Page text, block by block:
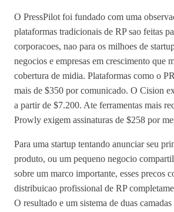
O PressPilot foi fundado com uma
plataformas tradicionais de RP sao feitas
corporacoes, nao para os milhoes de
negocios e empresas em crescimento que
cobertura de midia. Plataformas como o
mais de $350 por comunicado. O Cision
a partir de $7.200. Ate ferramentas mais
Prowly exigem assinaturas de $258 por
Para uma startup tentando anunciar seu
produto, ou um pequeno negocio
sobre um marco importante, esses precos
distribuicao profissional de RP
O resultado e um sistema de duas camadas